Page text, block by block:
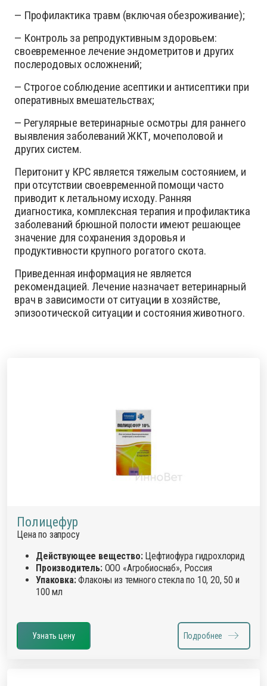
— Профилактика травм (включая обезроживание);
— Контроль за репродуктивным здоровьем:
своевременное лечение эндометритов и других
послеродовых осложнений;
— Строгое соблюдение асептики и антисептики при
оперативных вмешательствах;
— Регулярные ветеринарные осмотры для раннего
выявления заболеваний ЖКТ, мочеполовой и
других систем.
Перитонит у КРС является тяжелым состоянием, и
при отсутствии своевременной помощи часто
приводит к летальному исходу. Ранняя
диагностика, комплексная терапия и профилактика
заболеваний брюшной полости имеют решающее
значение для сохранения здоровья и
продуктивности крупного рогатого скота.
Приведенная информация не является
рекомендацией. Лечение назначает ветеринарный
врач в зависимости от ситуации в хозяйстве,
эпизоотической ситуации и состояния животного.
Полицефур
Цена по запросу
Действующее вещество:Цефтиофура гидрохлорид
Производитель:ООО «Агробиоснаб», Россия
Упаковка:Флаконы из темного стекла по 10, 20, 50 и
100 мл
Узнать цену Подробнее